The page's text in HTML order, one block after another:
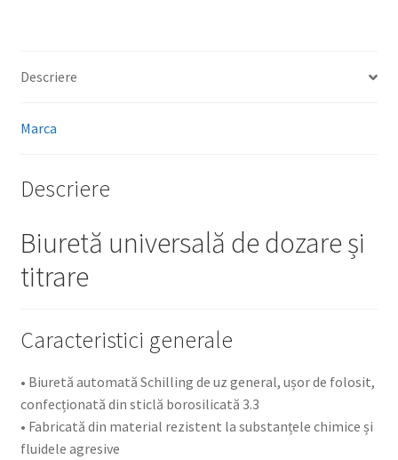
Descriere
Marca
Descriere
Biuretă universală de dozare și
titrare
Caracteristici generale
• Biuretă automată Schilling de uz general, ușor de folosit,
confecționată din sticlă borosilicată 3.3
• Fabricată din material rezistent la substanțele chimice și
fluidele agresive